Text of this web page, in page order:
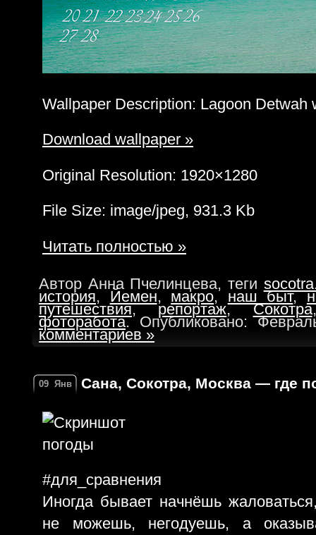
Wallpaper Description: Lagoon Detwah
Download wallpaper »
Original Resolution: 1920×1280
File Size: image/jpeg, 931.3 Kb
Читать полностью »
Автор Анна Пчелинцева, теги
история, Йемен, макро, наш быт,
путешествия,репортаж,Сокотра
фоторабота. Опубликовано:
комментариев »
09 Янв Сана, Сокотра, Москва — где
#для_сравнения
Иногда бывает начнёшь
не можешь, негодуешь, а